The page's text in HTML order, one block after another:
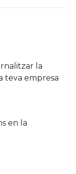
la
teva empresa
en la